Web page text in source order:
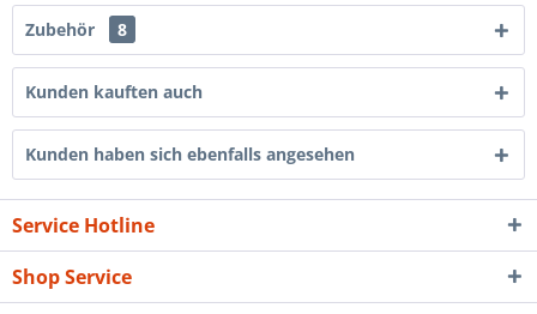
Zubehör 8
Kunden kauften auch
Kunden haben sich ebenfalls angesehen
Service Hotline
Shop Service